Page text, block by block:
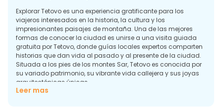
Explorar Tetovo es una experiencia gratificante para los
viajeros interesados en la historia, la cultura y los
impresionantes paisajes de montaña. Una de las mejores
formas de conocer la ciudad es unirse a una visita guiada
gratuita por Tetovo, donde guías locales expertos comparten
historias que dan vida al pasado y al presente de la ciudad.
Situada a los pies de los montes Sar, Tetovo es conocida por
su variado patrimonio, su vibrante vida callejera y sus joyas
arquitectónicas únicas.
Leer mas